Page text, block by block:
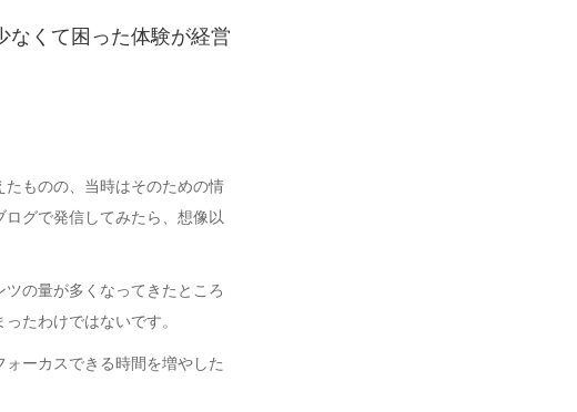
なくて困った体験が経営
ものの、当時はそのための情
グで発信してみたら、想像以
の量が多くなってきたところ
たわけではないです。
ーカスできる時間を増やした